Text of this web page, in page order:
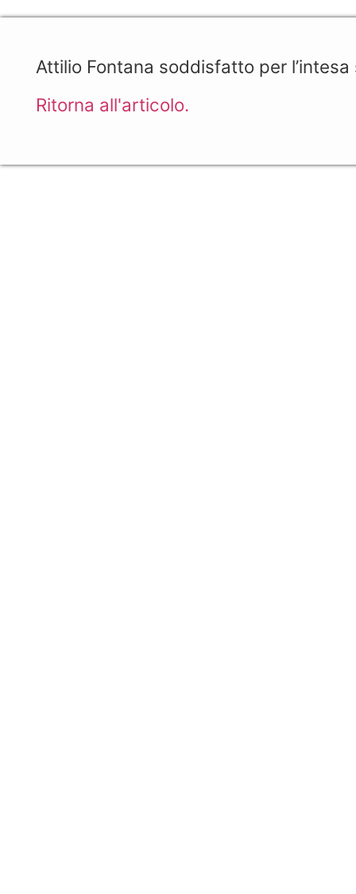
Attilio Fontana soddisfatto per l’intesa
Ritorna all'articolo.